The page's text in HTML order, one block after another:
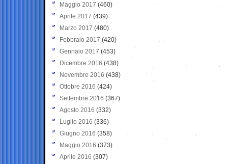
Maggio 2017 (460)
Aprile 2017 (439)
Marzo 2017 (480)
Febbraio 2017 (420)
Gennaio 2017 (453)
Dicembre 2016 (438)
Novembre 2016 (438)
Ottobre 2016 (424)
Settembre 2016 (367)
Agosto 2016 (332)
Luglio 2016 (336)
Giugno 2016 (358)
Maggio 2016 (373)
Aprile 2016 (307)